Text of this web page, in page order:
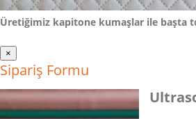
Üretiğimiz kapitone kumaşlar ile başta
×
Sipariş Formu